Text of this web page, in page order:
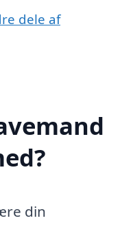
dele af
din